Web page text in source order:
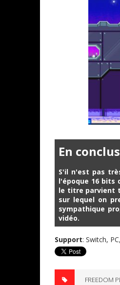
En
S'il n'est pas
l'époque 16 bits
le titre parvient
sur lequel on
sympathique
vidéo.
Support: Switch,
FREEDOM